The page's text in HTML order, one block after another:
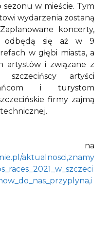
w mieście. Tym
wydarzenia zostaną
koncerty,
odbędą się aż w 9
w głębi miasta, a
artystów i związane z
artyści
i turystom
firmy zajmą
technicznej.
na
aktualnosci,znamy